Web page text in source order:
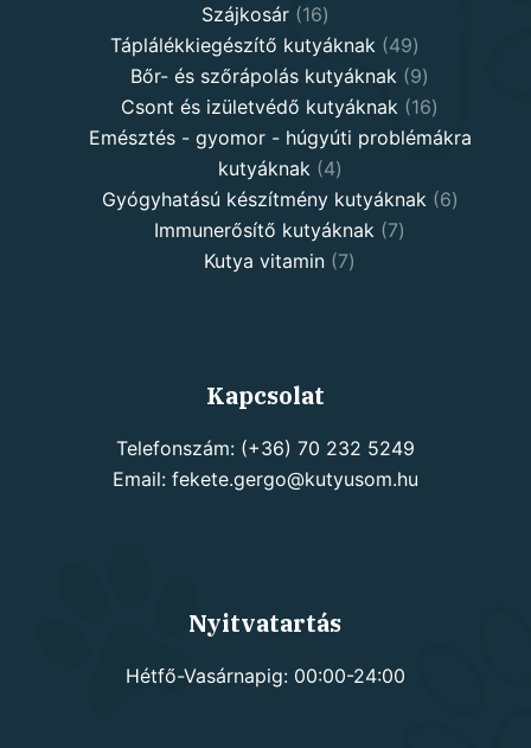
products
Szájkosár 1616
products
Táplálékkiegészítő kutyáknak 4949
products
Bőr- és szőrápolás kutyáknak 99
products
Csont és izületvédő kutyáknak 1616
products
Emésztés - gyomor - húgyúti problémákra
kutyáknak
44
products
Gyógyhatású készítmény kutyáknak 66
Immunerősítő kutyáknak 77
Kutya vitamin 77
Kapcsolat
Telefonszám: (+36) 70 232 5249
Email: fekete.gergo@kutyusom.hu
Nyitvatartás
Hétfő-Vasárnapig: 00:00-24:00